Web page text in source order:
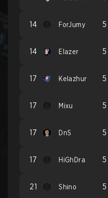
14 ForJumy 5
14 Elazer 5
17 Kelazhur 5
17 Mixu 5
17 DnS 5
17 HiGhDra 5
21 Shino 5